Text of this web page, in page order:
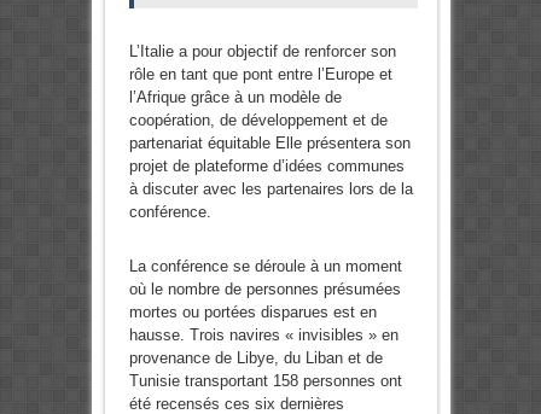
L’Italie a pour objectif de renforcer son
rôle en tant que pont entre l’Europe et
l’Afrique grâce à un modèle de
coopération, de développement et de
partenariat équitable Elle présentera son
projet de plateforme d’idées communes
à discuter avec les partenaires lors de la
conférence.
La conférence se déroule à un moment
où le nombre de personnes présumées
mortes ou portées disparues est en
hausse. Trois navires « invisibles » en
provenance de Libye, du Liban et de
Tunisie transportant 158 personnes ont
été recensés ces six dernières